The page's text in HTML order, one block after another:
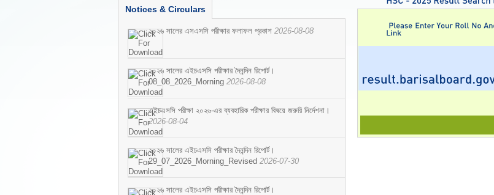
Notices & Circulars
২০২৬ সালের এসএসসি পরীক্ষার ফলাফল প্রকাশ 2026-08-08
২০২৬ সালের এইচএসসি পরীক্ষার দৈনন্দিন রিপোর্ট।
08_08_2026_Morning 2026-08-08
এইচএসসি পরীক্ষা ২০২৬-এর ব্যবহারিক পরীক্ষার বিষয়ে জরুরি নির্দেশনা।
2026-08-04
২০২৬ সালের এইচএসসি পরীক্ষার দৈনন্দিন রিপোর্ট।
29_07_2026_Morning_Revised 2026-07-30
২০২৬ সালের এইচএসসি পরীক্ষার দৈনন্দিন রিপোর্ট।